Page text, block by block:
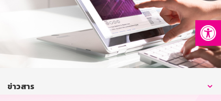
บริการทางการเงิน
ติดต่อเรา
บริการออนไลน์
ข่าวสาร